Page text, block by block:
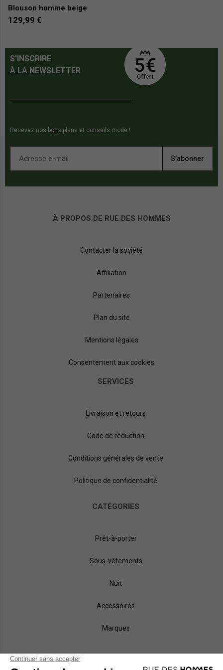
Blouson homme beige
129,99 €
S'INSCRIRE
À LA NEWSLETTER
Recevez nos bons plans et conseils mode !
S’abonner
À PROPOS DE RUE DES HOMMES
Contacter la société
Affiliation
Partenaires
Plan du site
Mentions légales
Consentement aux cookies
SERVICES
Livraison et retours
Code de réduction
Conditions générales de vente
Politique de confidentialité
CATÉGORIES
Prêt-à-porter
Sous-vêtements
Nuit
Accessoires
Marques
NOS MÉTHODES DE PAIEMENT